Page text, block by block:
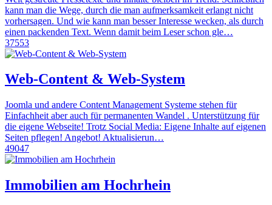
kann man die Wege, durch die man aufmerksamkeit erlangt nicht
vorhersagen. Und wie kann man besser Interesse wecken, als durch
einen packenden Text. Wenn damit beim Leser schon gle…
37553
Web-Content & Web-System
Joomla und andere Content Management Systeme stehen für
Einfachheit aber auch für permanenten Wandel . Unterstützung für
die eigene Webseite! Trotz Social Media: Eigene Inhalte auf eigenen
Seiten pflegen! Angebot! Aktualisierun…
49047
Immobilien am Hochrhein